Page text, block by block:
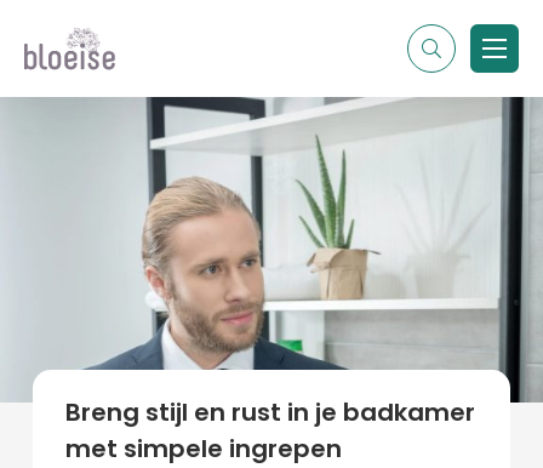
Contentmarketing
Online marketing
Alle soorten artikelen
Breng stijl en rust in je badkamer
met simpele ingrepen